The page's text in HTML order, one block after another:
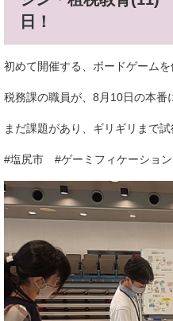
日！
初めて開催する、ボードゲーム
税務課の職員が、8月10日の本番
まだ課題があり、ギリギリまで
#塩尻市 #ゲーミフィケーショ